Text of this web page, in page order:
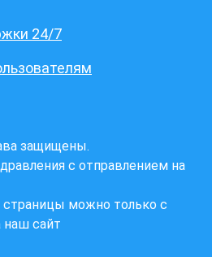
24/7
защищены.
с отправлением на
страницы можно только с
наш сайт